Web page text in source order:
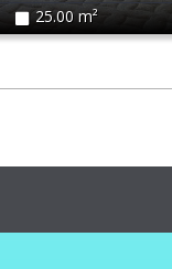
25.00 m²